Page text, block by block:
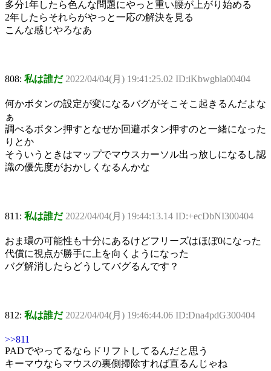
多分1年したら色んな問題にやっと重い腰が上がり始める
2年したらそれらがやっと一応の解決を見る
こんな感じやろなあ
808: 私は誰だ 2022/04/04(月) 19:41:25.02 ID:iKbwgbla00404
何かボタンの設定が変になるバグがそこそこ起きるんだよな
ぁ
調べるボタン押すとなぜか回避ボタン押すのと一緒になった
りとか
そういうときはマップでマウスカーソル出っ放しになるし認
識の優先度がおかしくなるんかな
811: 私は誰だ 2022/04/04(月) 19:44:13.14 ID:+ecDbNI300404
おま環の可能性も十分にあるけどフリーズはほぼ0になった
代償に視点が勝手に上を向くようになった
バグ解消したらどうしてバグるんです？
812: 私は誰だ 2022/04/04(月) 19:46:44.06 ID:Dna4pdG300404
>>811
PADでやってるならドリフトしてるんだと思う
キーマウならマウスの裏側掃除すれば直るんじゃね